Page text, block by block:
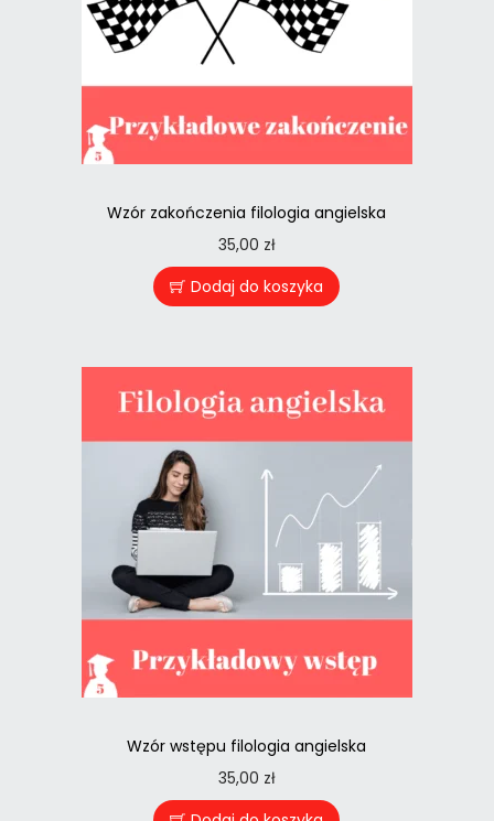
Wzór zakończenia filologia angielska
35,00 zł
Dodaj do koszyka
Wzór wstępu filologia angielska
35,00 zł